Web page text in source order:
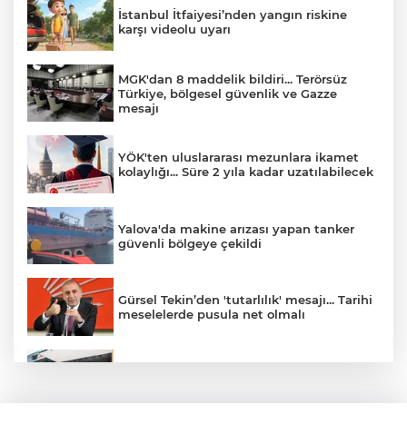
İstanbul İtfaiyesi’nden yangın riskine
karşı videolu uyarı
MGK'dan 8 maddelik bildiri... Terörsüz
Türkiye, bölgesel güvenlik ve Gazze
mesajı
YÖK'ten uluslararası mezunlara ikamet
kolaylığı... Süre 2 yıla kadar uzatılabilecek
Yalova'da makine arızası yapan tanker
güvenli bölgeye çekildi
Gürsel Tekin’den 'tutarlılık' mesajı... Tarihi
meselelerde pusula net olmalı